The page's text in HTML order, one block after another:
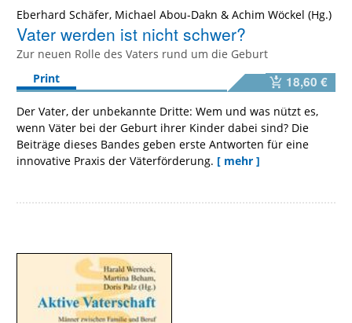
Eberhard Schäfer, Michael Abou-Dakn & Achim Wöckel
Vater werden ist nicht schwer?
Zur neuen Rolle des Vaters rund um die Geburt
Print
18,60 €
Der Vater, der unbekannte Dritte: Wem und was nützt es,
wenn Väter bei der Geburt ihrer Kinder dabei sind? Die
Beiträge dieses Bandes geben erste Antworten für eine
innovative Praxis der Väterförderung. [ mehr ]